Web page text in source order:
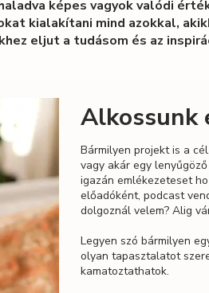
képes vagyok valódi
kialakítani mind azokkal,
eljut a tudásom és az
Alkossunk
Bármilyen projekt is a
vagy akár egy
igazán emlékezeteset
előadóként, podcast
dolgoznál velem? Alig
Legyen szó bármilyen
olyan tapasztalatot
kamatoztathatok.